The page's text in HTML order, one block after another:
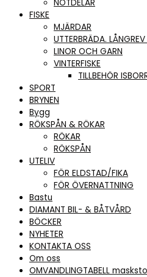
NOTDELAR
FISKE
MJÄRDAR
UTTERBRÄDA.
LINOR OCH GARN
VINTERFISKE
TILLBEHÖR
SPORT
BRYNEN
Bygg
RÖKSPÅN & RÖKAR
RÖKAR
RÖKSPÅN
UTELIV
FÖR ELDSTAD/FIKA
FÖR ÖVERNATTNING
Bastu
DIAMANT BIL- & BÅTVÅRD
BÖCKER
NYHETER
KONTAKTA OSS
Om oss
OMVANDLINGTABELL